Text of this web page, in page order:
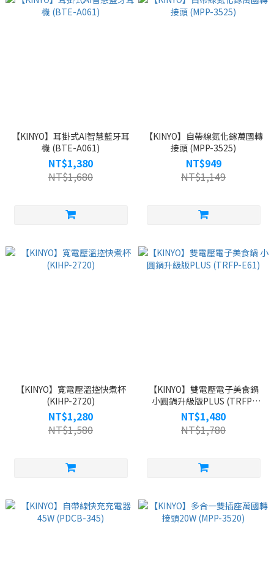
【KINYO】耳掛式AI智慧藍牙耳
機 (BTE-A061)
NT$1,380
NT$1,680
【KINYO】自帶線氮化鎵萬國轉
接頭 (MPP-3525)
NT$949
NT$1,149
【KINYO】寬電壓溫控快煮杯
(KIHP-2720)
NT$1,280
NT$1,580
【KINYO】雙電壓電子美食鍋
小圓鍋升級版PLUS (TRFP-
E61)
NT$1,480
NT$1,780